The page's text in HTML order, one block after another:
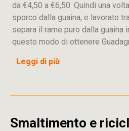
da €4,50 a €6,50. Quindi una
sporco dalla guaina, e lavorato
separa il rame puro dalla guaina
questo modo di ottenere
Leggi di più
Smaltimento e